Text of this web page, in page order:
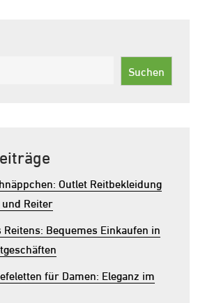
Suchen
Outlet Reitbekleidung
Reiter
Bequemes Einkaufen in
für Damen: Eleganz im